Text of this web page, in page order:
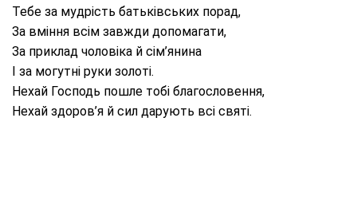
Тебе за мудрість батьківських порад,
За вміння всім завжди допомагати,
За приклад чоловіка й сім’янина
І за могутні руки золоті.
Нехай Господь пошле тобі благословення,
Нехай здоров’я й сил дарують всі святі.